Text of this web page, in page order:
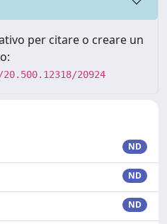
per citare o creare un
20924
ND
ND
ND